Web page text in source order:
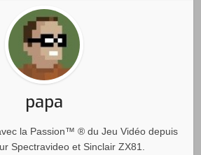
papa
la Passion™ ® du Jeu Vidéo depuis
Spectravideo et Sinclair ZX81.